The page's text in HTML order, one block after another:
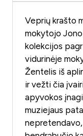
Veprių krašto
mokytojo
kolekcijos
vidurinėje
Žentelis iš
ir vežti čia
apyvokos
muziejaus